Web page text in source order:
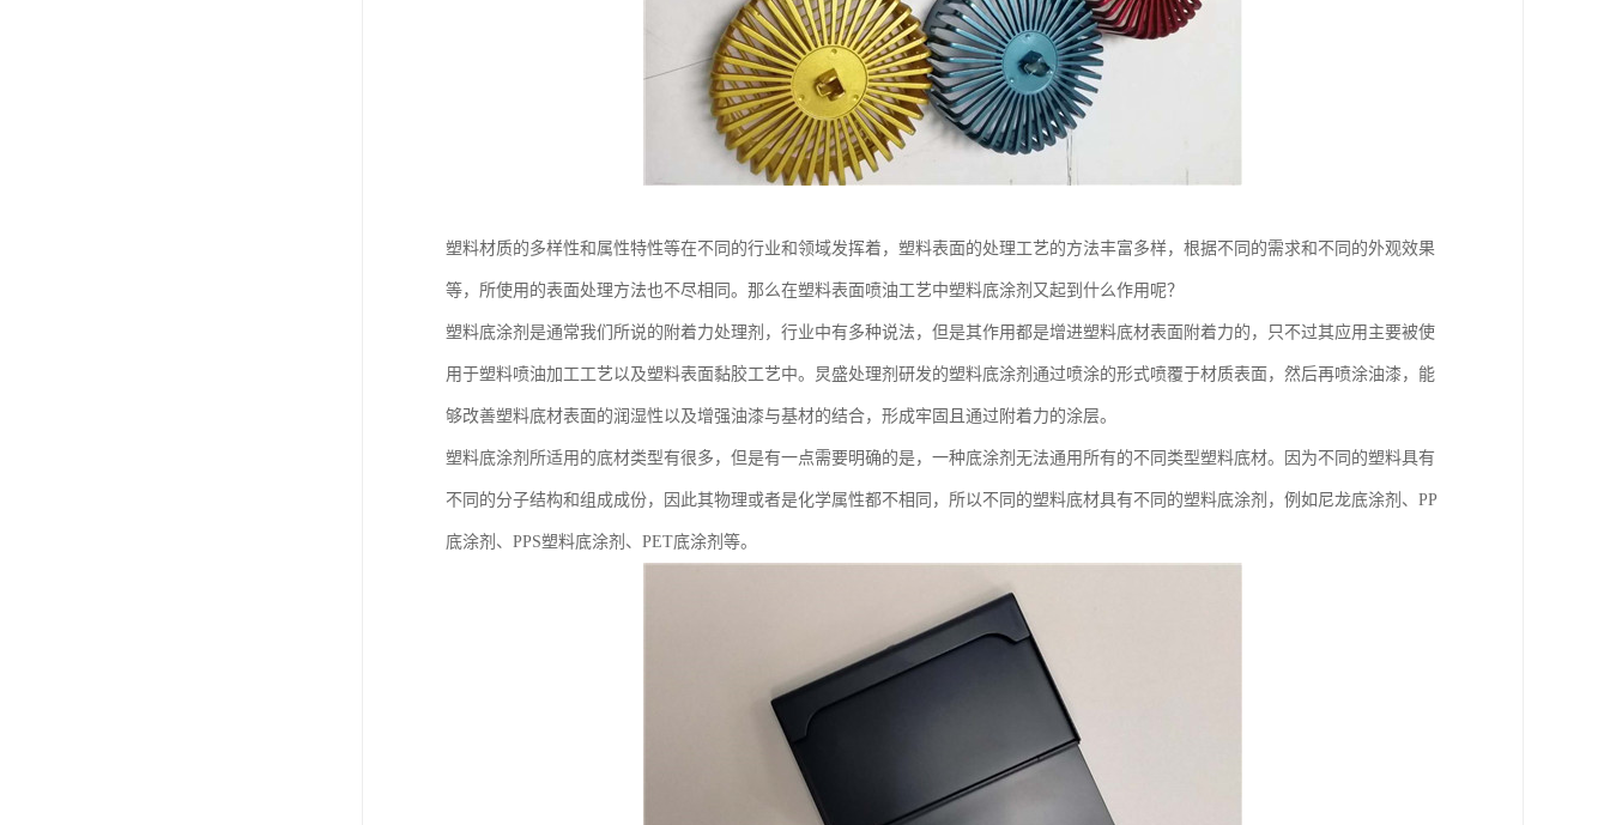
塑料材质的多样性和属性特性等在不同的行业和领域发挥着，塑料表面的处理工艺的方法丰富多样，根据不同的需求和不同的外观效果
等，所使用的表面处理方法也不尽相同。那么在塑料表面喷油工艺中塑料底涂剂又起到什么作用呢？
塑料底涂剂是通常我们所说的附着力处理剂，行业中有多种说法，但是其作用都是增进塑料底材表面附着力的，只不过其应用主要被使
用于塑料喷油加工工艺以及塑料表面黏胶工艺中。炅盛处理剂研发的塑料底涂剂通过喷涂的形式喷覆于材质表面，然后再喷涂油漆，能
够改善塑料底材表面的润湿性以及增强油漆与基材的结合，形成牢固且通过附着力的涂层。
塑料底涂剂所适用的底材类型有很多，但是有一点需要明确的是，一种底涂剂无法通用所有的不同类型塑料底材。因为不同的塑料具有
不同的分子结构和组成成份，因此其物理或者是化学属性都不相同，所以不同的塑料底材具有不同的塑料底涂剂，例如尼龙底涂剂、PP
底涂剂、PPS塑料底涂剂、PET底涂剂等。